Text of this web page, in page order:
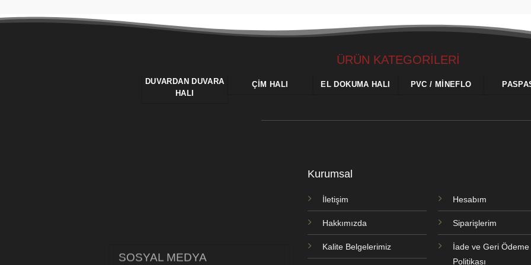
ÜRÜN KATEGORİLERİ
DUVARDAN DUVARA
HALI
ÇIM HALI EL DOKUMA HALI PVC / MINEFLO
SOSYAL MEDYA
Kurumsal
İletişim
Hakkımızda
Kalite Belgelerimiz
Hesabım
Siparişlerim
İade ve Geri Ödeme
Politikası